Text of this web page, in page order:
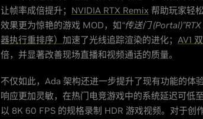
让帧率成倍提升； NVIDIA RTX Remix 帮助玩家轻
效果更为惊艳的游戏 MOD，如“传送门
器执行重排序） 加速了光线追踪渲染的进化； AV1
倍，并显著改善现场直播和视频通话的质量。
不仅如此，Ada 架构还进一步提升了现有功能的体
响应更加灵敏，在热门电竞游戏中的系统延迟可低至
以 8K 60 FPS 的规格录制 HDR 游戏视频。对于创作